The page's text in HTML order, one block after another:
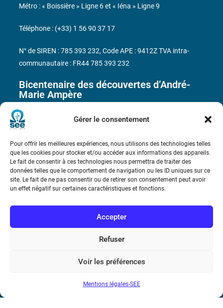
Gérer le consentement
Pour offrir les meilleures expériences, nous utilisons des technologies telles
que les cookies pour stocker et/ou accéder aux informations des appareils.
Le fait de consentir à ces technologies nous permettra de traiter des
données telles que le comportement de navigation ou les ID uniques sur ce
site. Le fait de ne pas consentir ou de retirer son consentement peut avoir
un effet négatif sur certaines caractéristiques et fonctions.
Accepter
Refuser
Voir les préférences
Mentions légales-SEE
Bicentenaire des découvertes d’André-
Marie Ampère
Conditions Générales de Vente
Mentions légales
Contact
Métro : « Boissière » Ligne 6 et « Iéna » Ligne 9
Téléphone : (+33) 1 56 90 37 17
N° de SIREN : 785 393 232, Code APE : 9412Z TVA intra-
communautaire : FR44 785 393 232